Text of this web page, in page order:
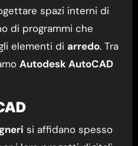
spazi interni di
di programmi che
elementi di arredo. Tra
Autodesk AutoCAD
si affidano spesso